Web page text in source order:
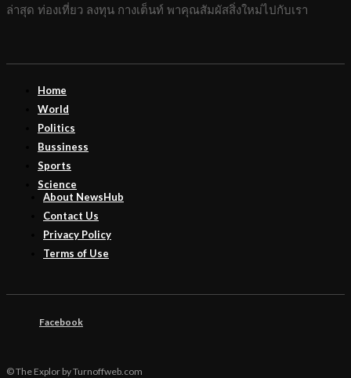
ล่าสุด ท่องเที่ยว ลงทุน กางเต็นท์ พาคุณสัมผัสสิ่งใหม่ไปกับเรา
Home
World
Politics
Bussiness
Sports
Science
About NewsHub
Contact Us
Privacy Policy
Terms of Use
Facebook
© The Explor by Turnoffweb.com